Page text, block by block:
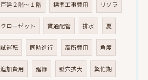
戸建２階～１階 標準工事費用 リソラ
クローゼット 貫通配管 排水 夏
試運転 同時進行 高所費用 角度
追加費用 廻縁 壁穴拡大 繁忙期